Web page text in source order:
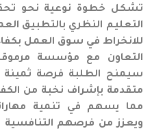
تشكل خطوة نوعية نحو
التعليم النظري بالتطبيق
للانخراط في سوق العمل
التعاون مع مؤسسة مرموقة
سيمنح الطلبة فرصة ثمينة
متقدمة بإشراف نخبة من
مما يسهم في تنمية
ويعزز من فرصهم